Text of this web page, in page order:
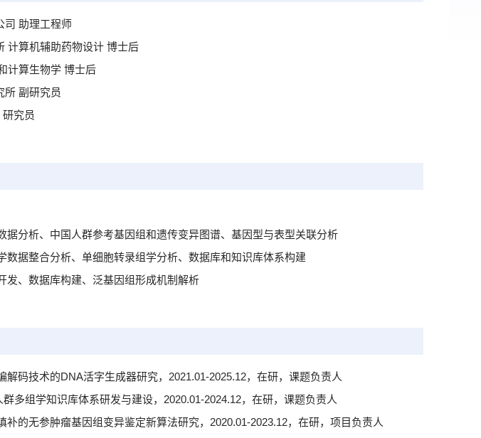
司 助理工程师
计算机辅助药物设计 博士后
计算生物学 博士后
所 副研究员
究员
据分析、中国人群参考基因组和遗传变异图谱、基因型与表型关联分析
数据整合分析、单细胞转录组学分析、数据库和知识库体系构建
发、数据库构建、泛基因组形成机制解析
码技术的DNA活字生成器研究，2021.01-2025.12，在研，课题负责人
多组学知识库体系研发与建设，2020.01-2024.12，在研，课题负责人
的无参肿瘤基因组变异鉴定新算法研究，2020.01-2023.12，在研，项目负责人